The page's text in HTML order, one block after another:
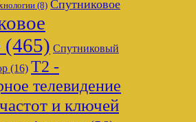
(8) Спутниковое
(465) Спутниковый
(16) Т2 -
телевидение
и ключей